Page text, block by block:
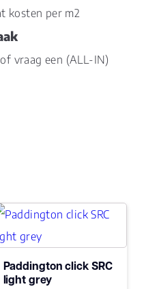
kosten per m2
vraag een (ALL-IN)
Paddington click SRC
light grey